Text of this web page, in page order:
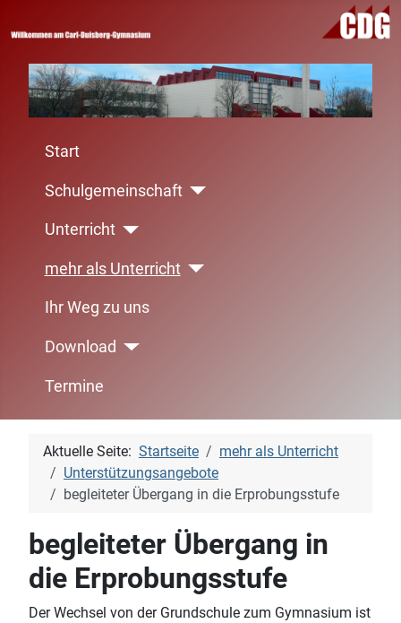
Start
Schulgemeinschaft
Unterricht
mehr als Unterricht
Ihr Weg zu uns
Download
Termine
Aktuelle Seite: Startseite
mehr als Unterricht
Unterstützungsangebote
begleiteter Übergang in die Erprobungsstufe
begleiteter Übergang in
die Erprobungsstufe
Der Wechsel von der Grundschule zum Gymnasium ist